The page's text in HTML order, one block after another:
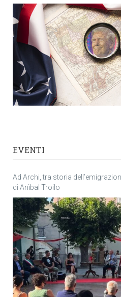
EVENTI
Ad Archi, tra storia
di Anìbal Troilo